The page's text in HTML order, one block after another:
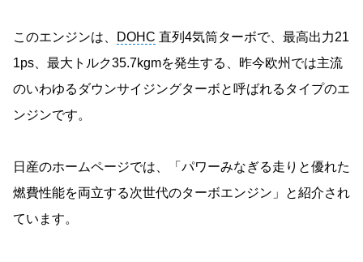
このエンジンは、 DOHC 直列4気筒ターボで、最高出力21
1ps、最大トルク35.7kgmを発生する、昨今欧州では主流
のいわゆるダウンサイジングターボと呼ばれるタイプのエ
ンジンです。
日産のホームページでは、「パワーみなぎる走りと優れた
燃費性能を両立する次世代のターボエンジン」と紹介され
ています。